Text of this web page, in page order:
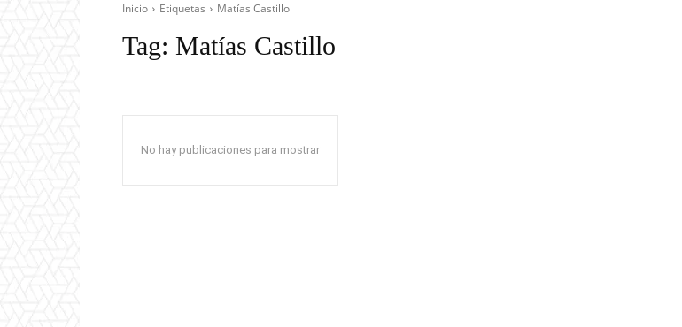
Inicio Etiquetas Matías Castillo
Tag: Matías Castillo
No hay publicaciones para mostrar